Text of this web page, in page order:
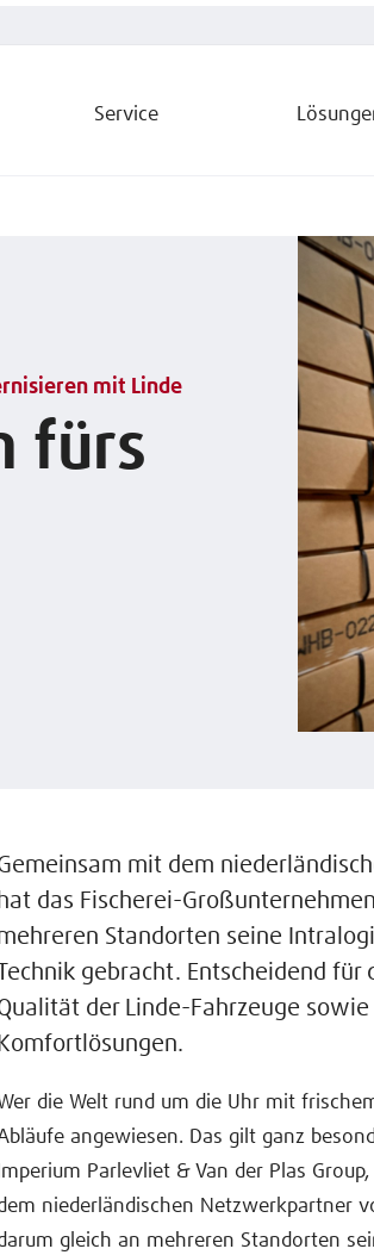
Service
mit Linde
fürs
mit dem
hat das Fischerei-
Standorten seine
gebracht. Entscheidend
der Linde-Fahrzeuge
Komfortlösungen.
die Welt rund um die Uhr mit
angewiesen. Das gilt ganz
Imperium Parlevliet & Van der Plas
niederländischen Netzwerkpartner
gleich an mehreren Standorten